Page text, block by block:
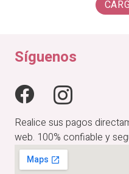
es:
Síguenos
Realice sus pagos
web. 100% confiable y